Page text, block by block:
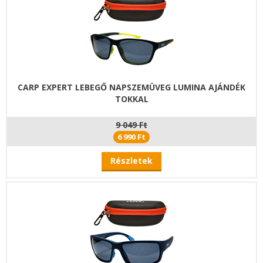
CARP EXPERT LEBEGŐ NAPSZEMÜVEG LUMINA AJÁNDÉK
TOKKAL
9 049 Ft
6 990 Ft
Részletek